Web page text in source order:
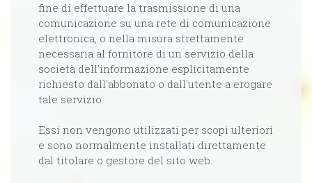
fine di effettuare la trasmissione di una
comunicazione su una rete di comunicazione
elettronica, o nella misura strettamente
necessaria al fornitore di un servizio della
società dell'informazione esplicitamente
richiesto dall'abbonato o dall'utente a erogare
tale servizio.
Essi non vengono utilizzati per scopi ulteriori
e sono normalmente installati direttamente
dal titolare o gestore del sito web.